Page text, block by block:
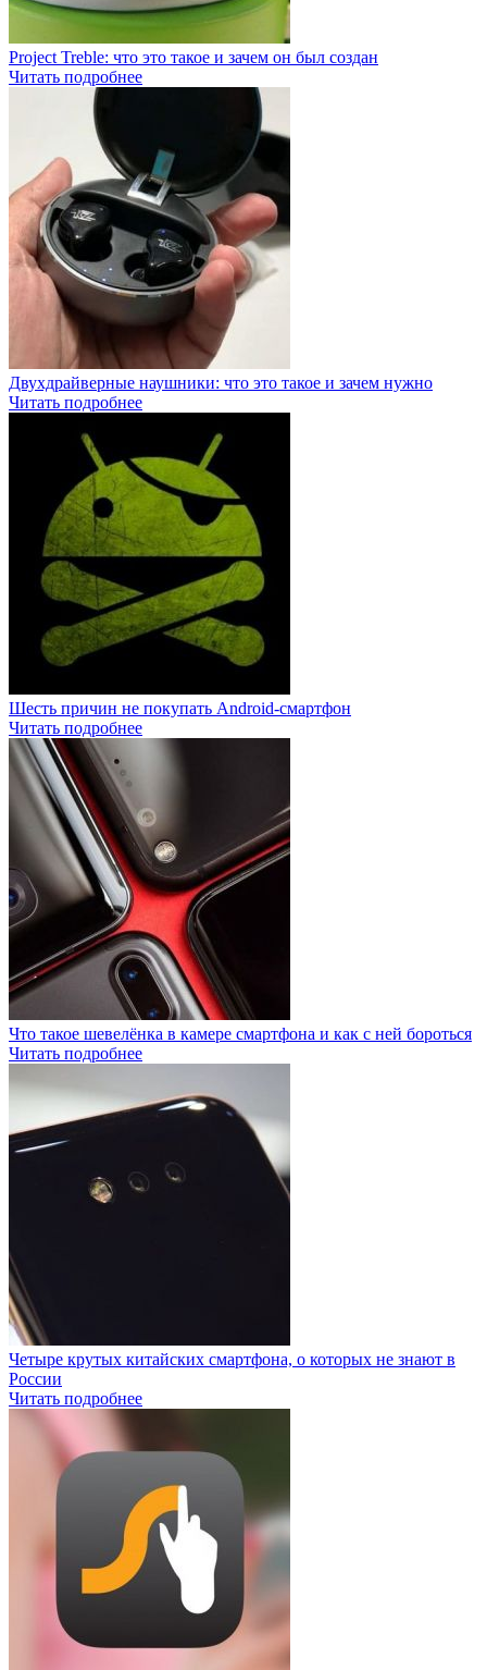
Project Treble: что это такое и зачем он был создан
Читать подробнее
Двухдрайверные наушники: что это такое и зачем нужно
Читать подробнее
Шесть причин не покупать Android-смартфон
Читать подробнее
Что такое шевелёнка в камере смартфона и как с ней бороться
Читать подробнее
Четыре крутых китайских смартфона, о которых не знают в
России
Читать подробнее